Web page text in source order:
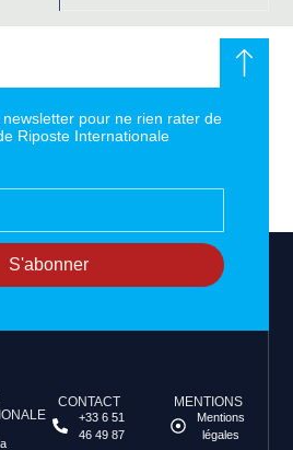
pour ne rien rater de
Riposte Internationale
S'abonner
CONTACT
+33 6 51
46 49 87
MENTIONS
Mentions
légales